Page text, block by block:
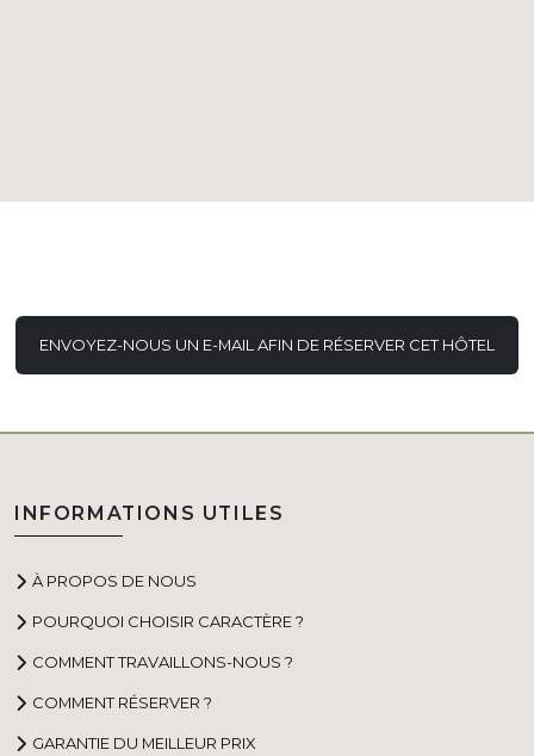
ENVOYEZ-NOUS UN E-MAIL AFIN DE RÉSERVER CET HÔTEL
INFORMATIONS UTILES
À PROPOS DE NOUS
POURQUOI CHOISIR CARACTÈRE ?
COMMENT TRAVAILLONS-NOUS ?
COMMENT RÉSERVER ?
GARANTIE DU MEILLEUR PRIX